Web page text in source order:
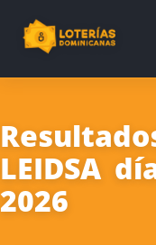
LEIDSA
2026